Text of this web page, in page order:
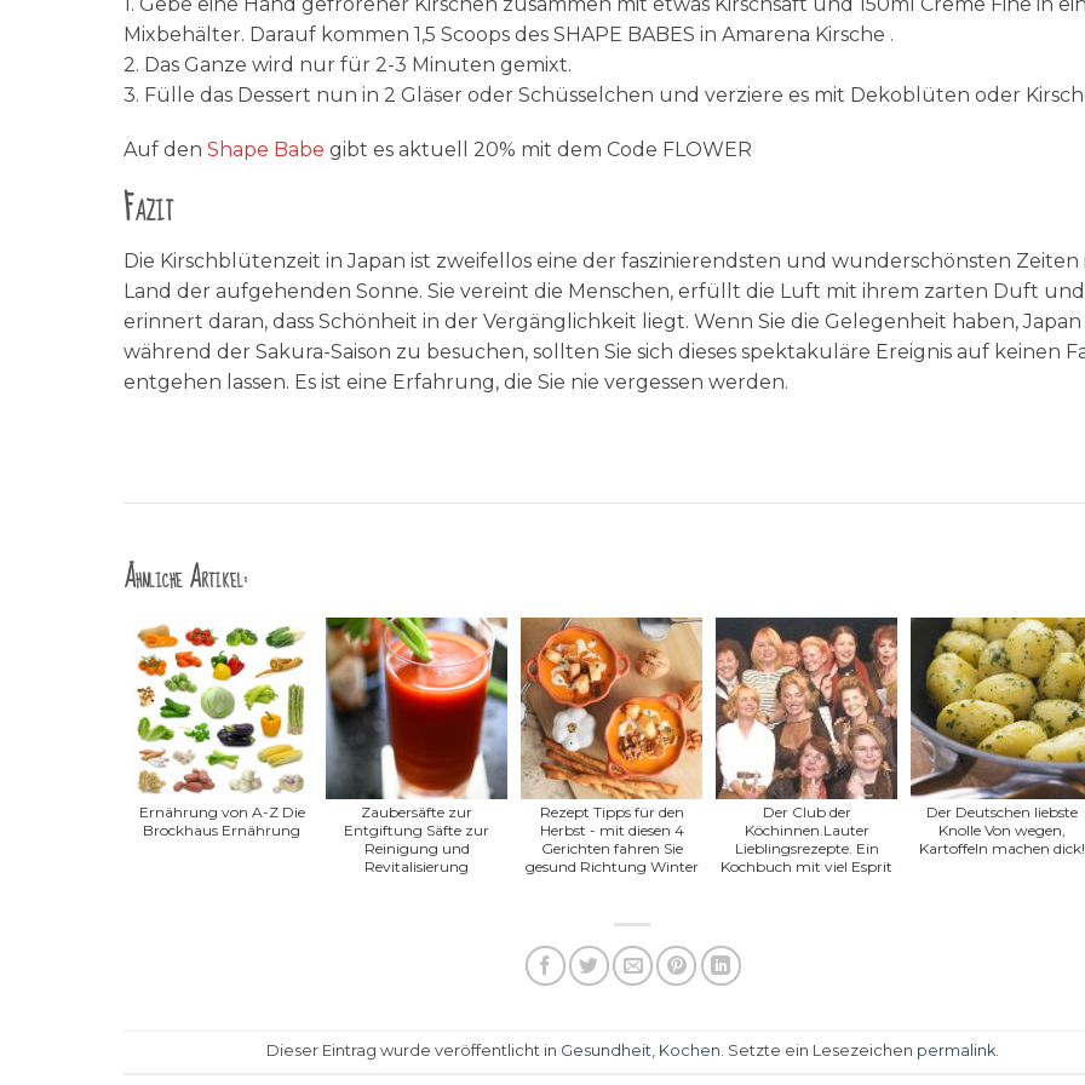
Mixbehälter. Darauf kommen 1,5 Scoops des SHAPE BABES in Amarena Kirsche .
2. Das Ganze wird nur für 2-3 Minuten gemixt.
3. Fülle das Dessert nun in 2 Gläser oder Schüsselchen und verziere es mit Dekoblüten oder
Auf den Shape Babe gibt es aktuell 20% mit dem Code FLOWER
Fazit
Die Kirschblütenzeit in Japan ist zweifellos eine der faszinierendsten und wunderschönsten Zeiten
Land der aufgehenden Sonne. Sie vereint die Menschen, erfüllt die Luft mit ihrem zarten Duft und
erinnert daran, dass Schönheit in der Vergänglichkeit liegt. Wenn Sie die Gelegenheit haben, Japan
während der Sakura-Saison zu besuchen, sollten Sie sich dieses spektakuläre Ereignis auf keinen
entgehen lassen. Es ist eine Erfahrung, die Sie nie vergessen werden.
Ähnliche Artikel:
Ernährung von A-Z Die
Brockhaus Ernährung
Zaubersäfte zur
Entgiftung Säfte zur
Reinigung und
Revitalisierung
Rezept Tipps für den
Herbst - mit diesen 4
Gerichten fahren Sie
gesund Richtung Winter
Der Club der
Köchinnen.Lauter
Lieblingsrezepte. Ein
Kochbuch mit viel Esprit
Der Deutschen liebste
Knolle Von wegen,
Kartoffeln machen dick!
Dieser Eintrag wurde veröffentlicht in Gesundheit, Kochen. Setzte ein Lesezeichen permalink.